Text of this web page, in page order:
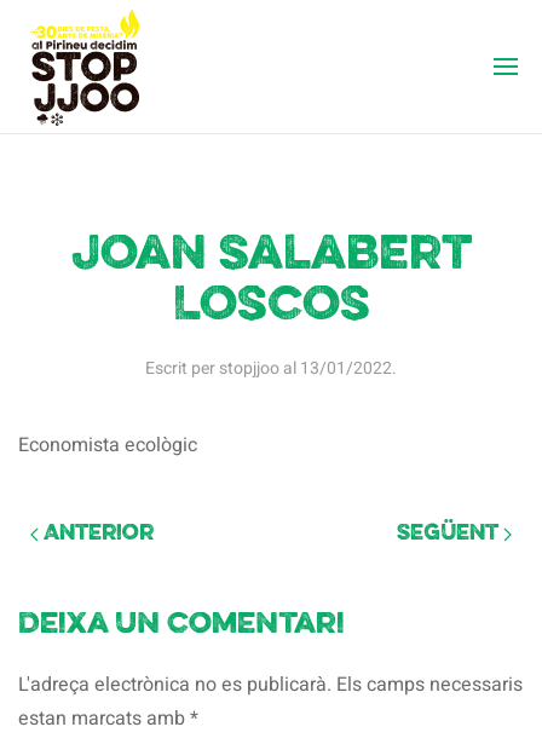
Joan Salabert
Loscos
Escrit perstopjjooal13/01/2022.
Economista ecològic
Anterior Següent
Deixa un comentari
L'adreça electrònica no es publicarà. Els camps necessaris
estan marcats amb*